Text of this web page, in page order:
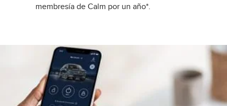
membresía de Calm por un año*.